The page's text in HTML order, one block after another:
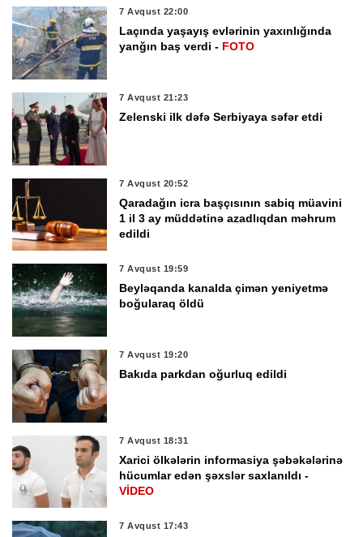
7 Avqust 22:00
Laçında yaşayış evlərinin yaxınlığında
yanğın baş verdi - FOTO
7 Avqust 21:23
Zelenski ilk dəfə Serbiyaya səfər etdi
7 Avqust 20:52
Qaradağın icra başçısının sabiq müavini
1 il 3 ay müddətinə azadlıqdan məhrum
edildi
7 Avqust 19:59
Beyləqanda kanalda çimən yeniyetmə
boğularaq öldü
7 Avqust 19:20
Bakıda parkdan oğurluq edildi
7 Avqust 18:31
Xarici ölkələrin informasiya şəbəkələrinə
hücumlar edən şəxslər saxlanıldı -
VİDEO
7 Avqust 17:43